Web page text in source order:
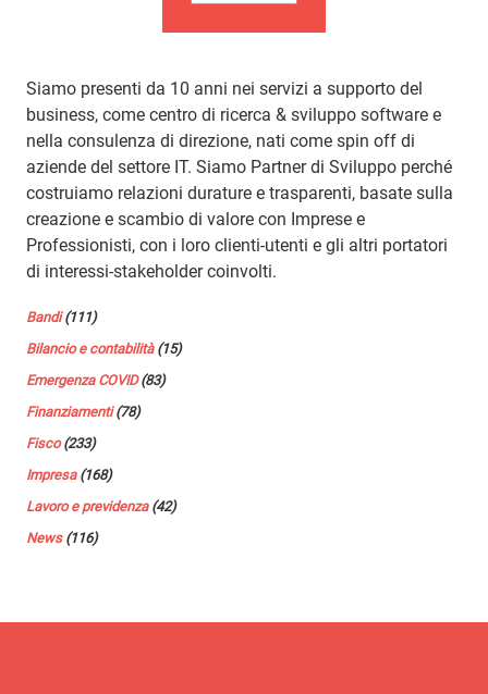
Siamo presenti da 10 anni nei servizi a supporto del
business, come centro di ricerca & sviluppo software e
nella consulenza di direzione, nati come spin off di
aziende del settore IT. Siamo Partner di Sviluppo perché
costruiamo relazioni durature e trasparenti, basate sulla
creazione e scambio di valore con Imprese e
Professionisti, con i loro clienti-utenti e gli altri portatori
di interessi-stakeholder coinvolti.
Bandi(111)
Bilancio e contabilità(15)
Emergenza COVID(83)
Finanziamenti(78)
Fisco(233)
Impresa(168)
Lavoro e previdenza(42)
News(116)